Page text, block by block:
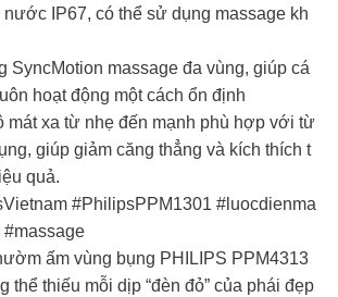
nước IP67, có thể sử dụng massage kh
SyncMotion massage đa vùng, giúp cá
hoạt động một cách ổn định
mát xa từ nhẹ đến mạnh phù hợp với từ
giúp giảm căng thẳng và kích thích t
quả.
#PhilipsPPM1301 #luocdienma
ấm vùng bụng PHILIPS PPM4313
thể thiếu mỗi dịp “đèn đỏ” của phái đẹp